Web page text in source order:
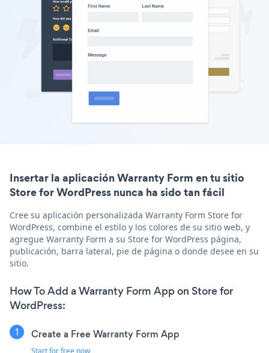
Insertar la aplicación Warranty Form en tu sitio
Store for WordPress nunca ha sido tan fácil
Cree su aplicación personalizada Warranty Form Store for
WordPress, combine el estilo y los colores de su sitio web, y
agregue Warranty Form a su Store for WordPress página,
publicación, barra lateral, pie de página o donde desee en su
sitio.
How To Add a Warranty Form App on Store for
WordPress:
Create a Free Warranty Form App
Start for free now